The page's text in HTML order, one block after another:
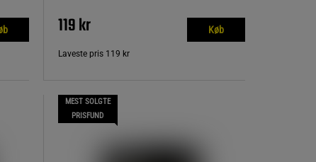
119 kr Køb
Laveste pris 119 kr
MEST SOLGTE
PRISFUND